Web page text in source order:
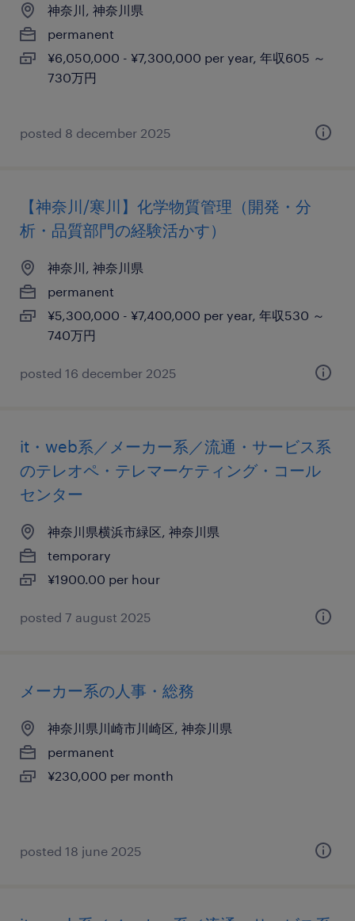
神奈川, 神奈川県
permanent
¥6,050,000 - ¥7,300,000 per year, 年収605 ～
730万円
posted 8 december 2025
【神奈川/寒川】化学物質管理（開発・分
析・品質部門の経験活かす）
神奈川, 神奈川県
permanent
¥5,300,000 - ¥7,400,000 per year, 年収530 ～
740万円
posted 16 december 2025
it・web系／メーカー系／流通・サービス系
のテレオペ・テレマーケティング・コール
センター
神奈川県横浜市緑区, 神奈川県
temporary
¥1900.00 per hour
posted 7 august 2025
メーカー系の人事・総務
神奈川県川崎市川崎区, 神奈川県
permanent
¥230,000 per month
posted 18 june 2025